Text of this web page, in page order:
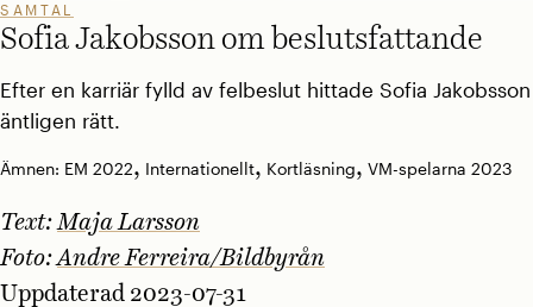
SAMTAL
Sofia Jakobsson om beslutsfattande
Efter en karriär fylld av felbeslut hittade Sofia Jakobsson
äntligen rätt.
Ämnen: EM 2022, Internationellt, Kortläsning, VM-spelarna 2023
Text: Maja Larsson
Foto: Andre Ferreira/Bildbyrån
Uppdaterad 2023-07-31